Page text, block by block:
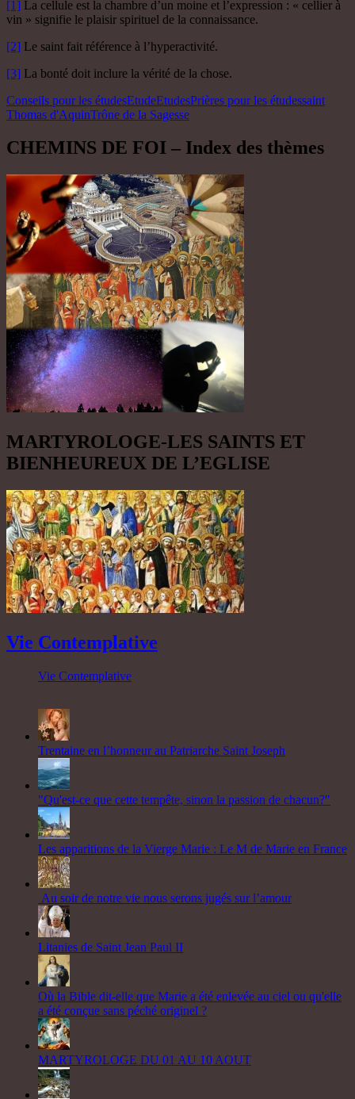
[1] La cellule est la chambre d’un moine et l’expression : « cellier à
vin » signifie le plaisir spirituel de la connaissance.
[2] Le saint fait référence à l’hyperactivité.
[3] La bonté doit inclure la vérité de la chose.
Conseils pour les étudesEtudeEtudesPrières pour les étudessaint
Thomas d'AquinTrône de la Sagesse
CHEMINS DE FOI – Index des thèmes
MARTYROLOGE-LES SAINTS ET
BIENHEUREUX DE L’EGLISE
Vie Contemplative
Vie Contemplative
Trentaine en l’honneur au Patriarche Saint Joseph
"Qu'est-ce que cette tempête, sinon la passion de chacun?"
Les apparitions de la Vierge Marie : Le M de Marie en France
Au soir de notre vie nous serons jugés sur l’amour
Litanies de Saint Jean Paul II
Où la Bible dit-elle que Marie a été enlevée au ciel ou qu'elle
a été conçue sans péché originel ?
MARTYROLOGE DU 01 AU 10 AOUT